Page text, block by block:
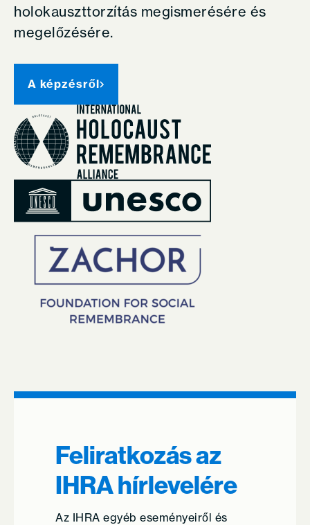
holokauszttorzítás megismerésére és
megelőzésére.
A képzésről
Feliratkozás az
IHRA hírlevelére
Az IHRA egyéb eseményeiről és